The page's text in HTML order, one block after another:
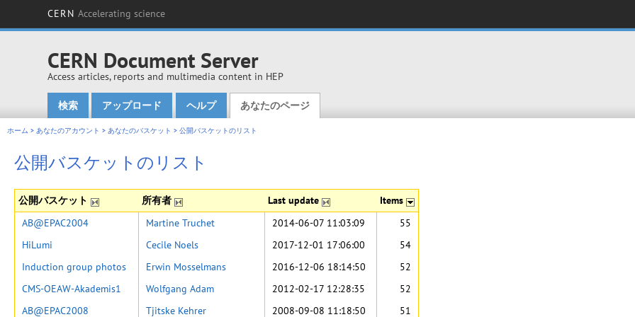
CERN Accelerating science
CERN Document Server
Access articles, reports and multimedia content in HEP
Main menu
検索 アップロード ヘルプ あなたのページ
ホーム > あなたのアカウント > あなたのバスケット > 公開バスケットのリスト
公開バスケットのリスト
公開バスケット 所有者 Last update Items
AB@EPAC2004 Martine Truchet 2014-06-07 11:03:09
55
HiLumi
Cecile Noels 2017-12-01 17:06:00
54
Induction group photos
Erwin Mosselmans 2016-12-06 18:14:50
52
CMS-OEAW-Akademis1
Wolfgang Adam 2012-02-17 12:28:35
52
AB@EPAC2008
Tjitske Kehrer 2008-09-08 11:18:50
51